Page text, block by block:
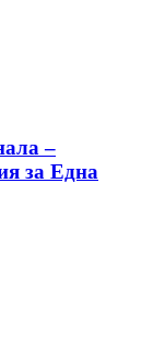
–
за Една